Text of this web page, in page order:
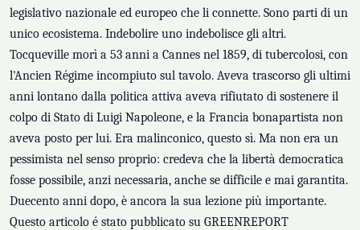
legislativo nazionale ed europeo che li connette. Sono parti di un
unico ecosistema. Indebolire uno indebolisce gli altri.
Tocqueville morì a 53 anni a Cannes nel 1859, di tubercolosi, con
l'Ancien Régime incompiuto sul tavolo. Aveva trascorso gli ultimi
anni lontano dalla politica attiva aveva rifiutato di sostenere il
colpo di Stato di Luigi Napoleone, e la Francia bonapartista non
aveva posto per lui. Era malinconico, questo sì. Ma non era un
pessimista nel senso proprio: credeva che la libertà democratica
fosse possibile, anzi necessaria, anche se difficile e mai garantita.
Duecento anni dopo, è ancora la sua lezione più importante.
Questo articolo é stato pubblicato su GREENREPORT